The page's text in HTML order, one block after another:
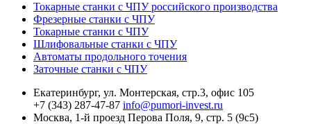
Токарные станки с ЧПУ российского производства
Фрезерные станки с ЧПУ
Токарные станки с ЧПУ
Шлифовальные станки с ЧПУ
Автоматы продольного точения
Заточные станки с ЧПУ
Екатеринбург, ул. Монтерская, стр.3, офис 105
+7 (343) 287-47-87 info@pumori-invest.ru
Москва, 1-й проезд Перова Поля, 9, стр. 5 (9с5)